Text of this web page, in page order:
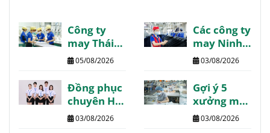
Công ty
may Thái
Bình danh
review
chất lượng
05/08/2026
Các công ty
may Ninh
Bình giá tốt
review
03/08/2026
Đồng phục
chuyên Hạ
Long may
03/08/2026
Gợi ý 5
xưởng may
Phú Thọ
03/08/2026